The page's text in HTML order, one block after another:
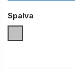
Spalva